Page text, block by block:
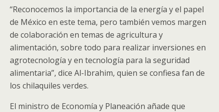
“Reconocemos la importancia de la energía y el papel
de México en este tema, pero también vemos margen
de colaboración en temas de agricultura y
alimentación, sobre todo para realizar inversiones en
agrotecnología y en tecnología para la seguridad
alimentaria”, dice Al-Ibrahim, quien se confiesa fan de
los chilaquiles verdes.
El ministro de Economía y Planeación añade que